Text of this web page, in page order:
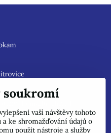
do mailu, ihned
prosíme pouze do mailu,
soukromí
vaší návštěvy tohoto
ke shromažďování údajů o
použít nástroje a služby